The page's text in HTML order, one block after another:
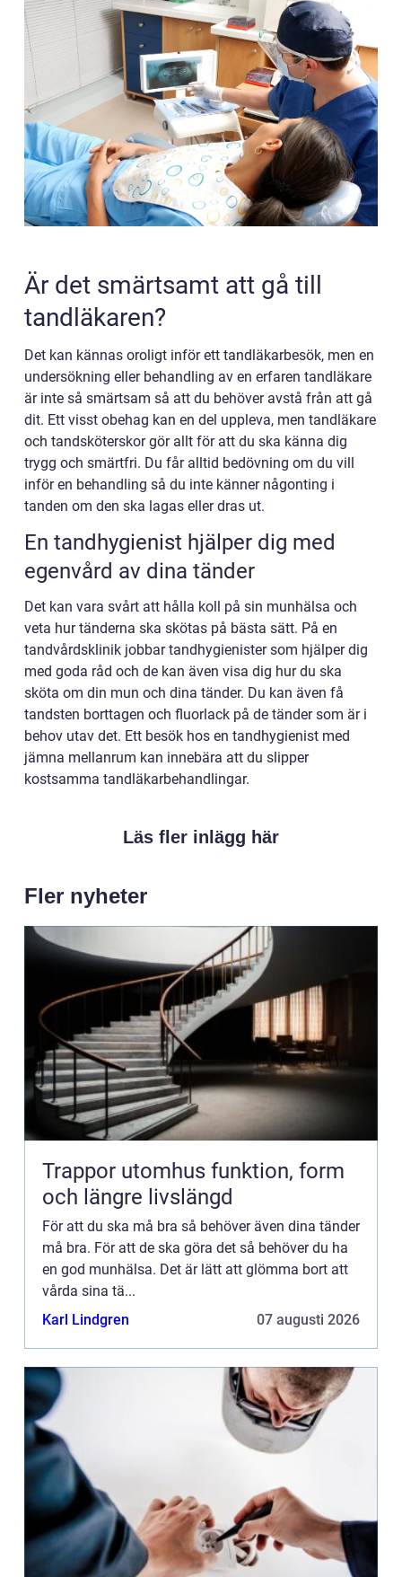
Är det smärtsamt att gå till
tandläkaren?
Det kan kännas oroligt inför ett tandläkarbesök, men en
undersökning eller behandling av en erfaren tandläkare
är inte så smärtsam så att du behöver avstå från att gå
dit. Ett visst obehag kan en del uppleva, men tandläkare
och tandsköterskor gör allt för att du ska känna dig
trygg och smärtfri. Du får alltid bedövning om du vill
inför en behandling så du inte känner någonting i
tanden om den ska lagas eller dras ut.
En tandhygienist hjälper dig med
egenvård av dina tänder
Det kan vara svårt att hålla koll på sin munhälsa och
veta hur tänderna ska skötas på bästa sätt. På en
tandvårdsklinik jobbar tandhygienister som hjälper dig
med goda råd och de kan även visa dig hur du ska
sköta om din mun och dina tänder. Du kan även få
tandsten borttagen och fluorlack på de tänder som är i
behov utav det. Ett besök hos en tandhygienist med
jämna mellanrum kan innebära att du slipper
kostsamma tandläkarbehandlingar.
Läs fler inlägg här
Fler nyheter
Trappor utomhus funktion, form
och längre livslängd
För att du ska må bra så behöver även dina tänder
må bra. För att de ska göra det så behöver du ha
en god munhälsa. Det är lätt att glömma bort att
vårda sina tä...
Karl Lindgren
07 augusti 2026